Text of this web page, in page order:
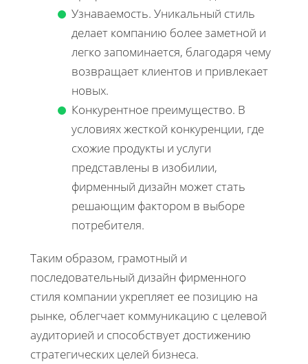
Узнаваемость. Уникальный стиль
делает компанию более заметной и
легко запоминается, благодаря чему
возвращает клиентов и привлекает
новых.
Конкурентное преимущество. В
условиях жесткой конкуренции, где
схожие продукты и услуги
представлены в изобилии,
фирменный дизайн может стать
решающим фактором в выборе
потребителя.
Таким образом, грамотный и
последовательный дизайн фирменного
стиля компании укрепляет ее позицию на
рынке, облегчает коммуникацию с целевой
аудиторией и способствует достижению
стратегических целей бизнеса.